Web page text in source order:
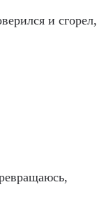
и сгорел,